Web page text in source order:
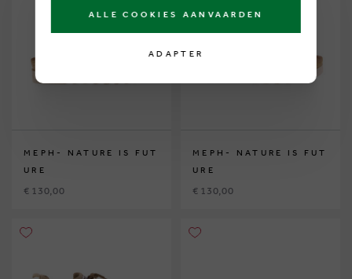
MEPH- NATURE IS FUT
URE
€ 130,00
MEPH- NATURE IS FUT
URE
€ 130,00
ALLE COOKIES AANVAARDEN
ADAPTER